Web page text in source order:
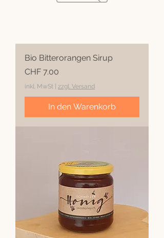
Bio Bitterorangen Sirup
Preis
CHF 7.00
inkl. MwSt zzgl. Versand
In den Warenkorb